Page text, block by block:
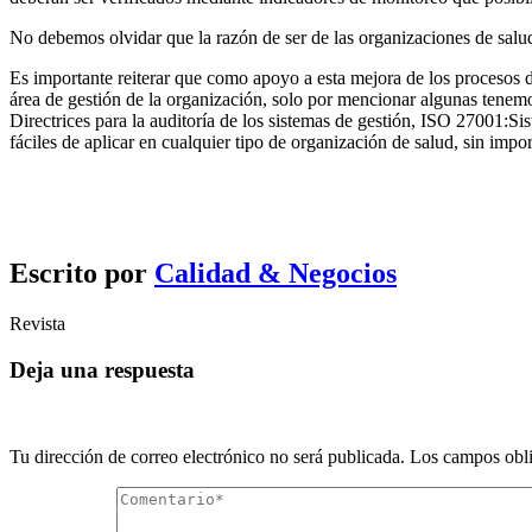
No debemos olvidar que la razón de ser de las organizaciones de
Es importante reiterar que como apoyo a esta mejora de los
área de gestión de la organización, solo por mencionar algunas
Directrices para la auditoría de los sistemas de gestión, ISO
fáciles de aplicar en cualquier tipo de organización de salud, sin
Escrito por Calidad & Negocios
Revista
Deja una respuesta
Tu dirección de correo electrónico no será publicada. Los campos